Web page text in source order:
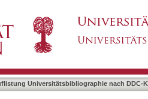
Universitätsbibliographie nach DDC-